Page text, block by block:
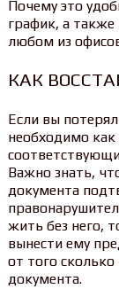
Почему это
график, а
любом из
КАК
Если вы
необходимо
Важно знать,
документа
жить без него,
вынести ему
от того
документа.